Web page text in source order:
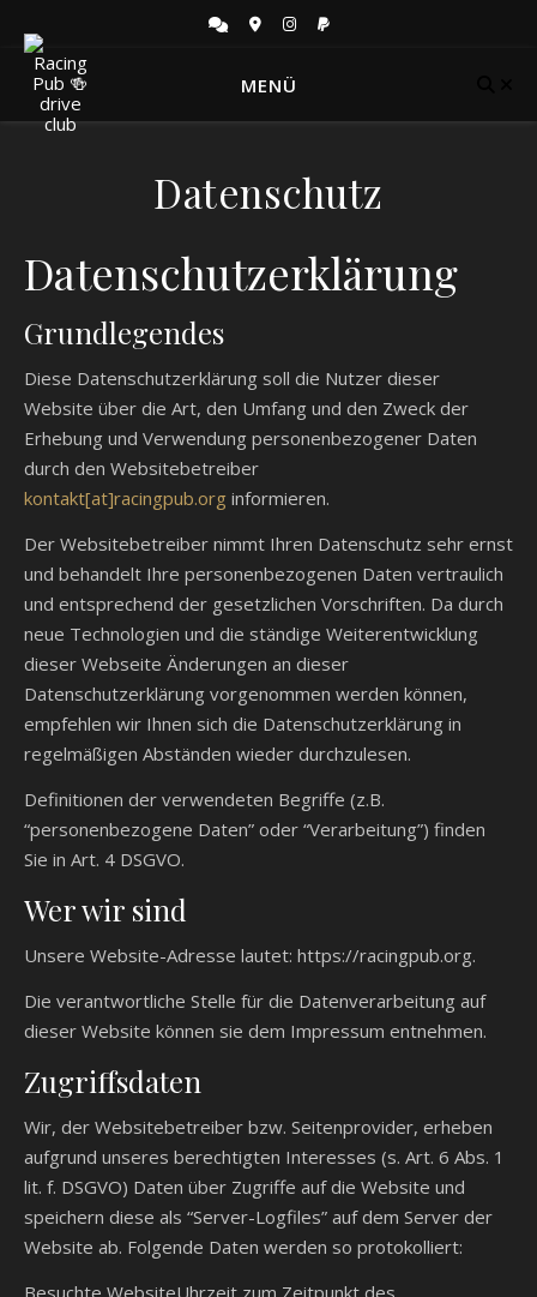
MENÜ
Datenschutz
Datenschutzerklärung
Grundlegendes
Diese Datenschutzerklärung soll die Nutzer dieser
Website über die Art, den Umfang und den Zweck der
Erhebung und Verwendung personenbezogener Daten
durch den Websitebetreiber
kontakt[at]racingpub.org informieren.
Der Websitebetreiber nimmt Ihren Datenschutz sehr ernst
und behandelt Ihre personenbezogenen Daten vertraulich
und entsprechend der gesetzlichen Vorschriften. Da durch
neue Technologien und die ständige Weiterentwicklung
dieser Webseite Änderungen an dieser
Datenschutzerklärung vorgenommen werden können,
empfehlen wir Ihnen sich die Datenschutzerklärung in
regelmäßigen Abständen wieder durchzulesen.
Definitionen der verwendeten Begriffe (z.B.
“personenbezogene Daten” oder “Verarbeitung”) finden
Sie in Art. 4 DSGVO.
Wer wir sind
Unsere Website-Adresse lautet: https://racingpub.org.
Die verantwortliche Stelle für die Datenverarbeitung auf
dieser Website können sie dem Impressum entnehmen.
Zugriffsdaten
Wir, der Websitebetreiber bzw. Seitenprovider, erheben
aufgrund unseres berechtigten Interesses (s. Art. 6 Abs. 1
lit. f. DSGVO) Daten über Zugriffe auf die Website und
speichern diese als “Server-Logfiles” auf dem Server der
Website ab. Folgende Daten werden so protokolliert:
Besuchte WebsiteUhrzeit zum Zeitpunkt des